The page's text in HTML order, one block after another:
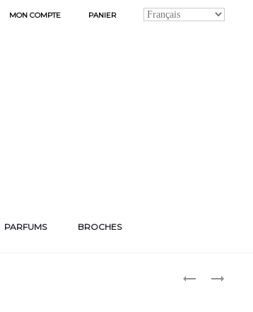
MON COMPTE PANIER
PARFUMS BROCHES
BOUCLES
BOUCLES